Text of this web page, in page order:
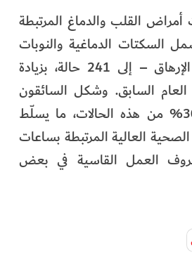
أمراض القلب والدماغ المرتبطة
السكتات الدماغية والنوبات
القلبية الناتجة عن الإرهاق – إلى 241 حالة، بزيادة
عن العام السابق. وشكل السائقون
المحترفون حوالي 30% من هذه الحالات، ما يسلّط
العالية المرتبطة بساعات
العمل القاسية في بعض